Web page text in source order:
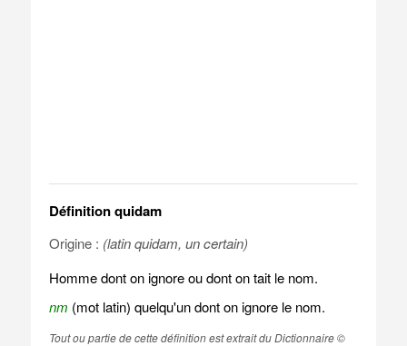
Définition quidam
Origine : (latin quidam, un certain)
Homme dont on ignore ou dont on tait le nom.
nm (mot latin) quelqu'un dont on ignore le nom.
Tout ou partie de cette définition est extrait du Dictionnaire ©